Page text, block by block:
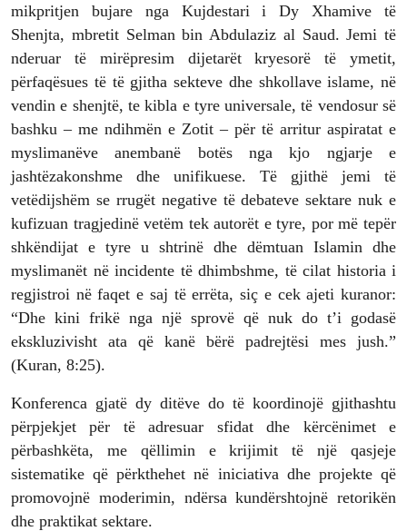
mikpritjen bujare nga Kujdestari i Dy Xhamive të
Shenjta, mbretit Selman bin Abdulaziz al Saud. Jemi të
nderuar të mirëpresim dijetarët kryesorë të ymetit,
përfaqësues të të gjitha sekteve dhe shkollave islame, në
vendin e shenjtë, te kibla e tyre universale, të vendosur së
bashku – me ndihmën e Zotit – për të arritur aspiratat e
myslimanëve anembanë botës nga kjo ngjarje e
jashtëzakonshme dhe unifikuese. Të gjithë jemi të
vetëdijshëm se rrugët negative të debateve sektare nuk e
kufizuan tragjedinë vetëm tek autorët e tyre, por më tepër
shkëndijat e tyre u shtrinë dhe dëmtuan Islamin dhe
myslimanët në incidente të dhimbshme, të cilat historia i
regjistroi në faqet e saj të errëta, siç e cek ajeti kuranor:
“Dhe kini frikë nga një sprovë që nuk do t’i godasë
ekskluzivisht ata që kanë bërë padrejtësi mes jush.”
(Kuran, 8:25).
Konferenca gjatë dy ditëve do të koordinojë gjithashtu
përpjekjet për të adresuar sfidat dhe kërcënimet e
përbashkëta, me qëllimin e krijimit të një qasjeje
sistematike që përkthehet në iniciativa dhe projekte që
promovojnë moderimin, ndërsa kundërshtojnë retorikën
dhe praktikat sektare.